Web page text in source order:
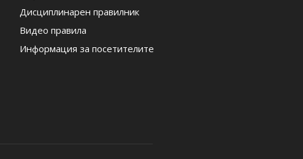
Дисциплинарен правилник
Видео правила
Информация за посетителите